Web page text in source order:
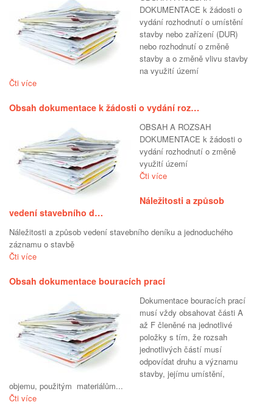
DOKUMENTACE k žádosti o
vydání rozhodnutí o umístění
stavby nebo zařízení (DUR)
nebo rozhodnutí o změně
stavby a o změně vlivu stavby
na využití území
Čti více
Obsah dokumentace k žádosti o vydání roz…
OBSAH A ROZSAH
DOKUMENTACE k žádosti o
vydání rozhodnutí o změně
využití území
Čti více
Náležitosti a způsob
vedení stavebního d…
Náležitosti a způsob vedení stavebního deníku a jednoduchého
záznamu o stavbě
Čti více
Obsah dokumentace bouracích prací
Dokumentace bouracích prací
musí vždy obsahovat části A
až F členěné na jednotlivé
položky s tím, že rozsah
jednotlivých částí musí
odpovídat druhu a významu
stavby, jejímu umístění,
objemu, použitým materiálům...
Čti více